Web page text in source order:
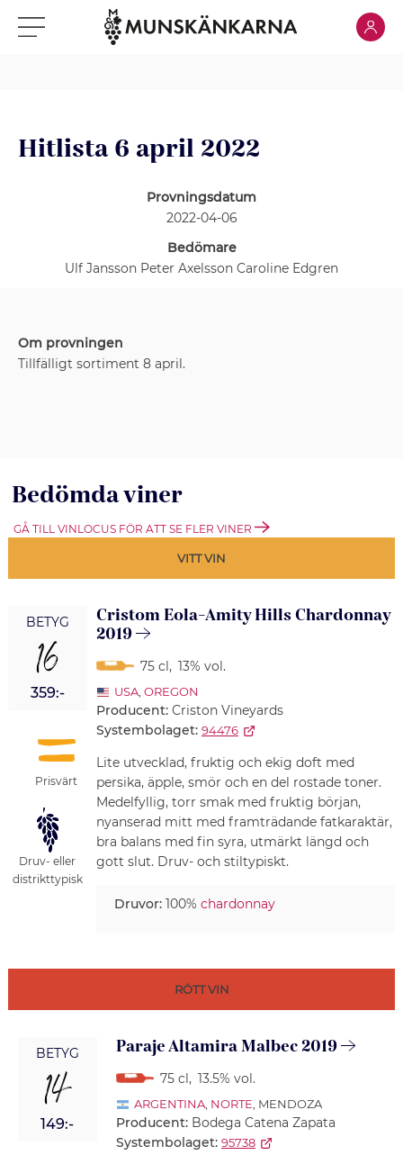
Klicka för meny Klicka
Hitlista 6 april 2022
Provningsdatum
2022-04-06
Bedömare
Ulf Jansson Peter Axelsson Caroline Edgren
Om provningen
Tillfälligt sortiment 8 april.
Bedömda viner
GÅ TILL VINLOCUS FÖR ATT SE FLER VINER
VITT VIN
BETYG
16
359:-
Prisvärt
Druv- eller
distrikttypisk
Cristom Eola-Amity Hills Chardonnay
2019
75 cl, 13% vol.
USA, OREGON
Producent: Criston Vineyards
Systembolaget: 94476
Lite utvecklad, fruktig och ekig doft med
persika, äpple, smör och en del rostade toner.
Medelfyllig, torr smak med fruktig början,
nyanserad mitt med framträdande fatkaraktär,
bra balans med fin syra, utmärkt längd och
gott slut. Druv- och stiltypiskt.
Druvor:100% chardonnay
RÖTT VIN
BETYG
14
149:-
Paraje Altamira Malbec 2019
75 cl, 13.5% vol.
ARGENTINA, NORTE , MENDOZA
Producent: Bodega Catena Zapata
Systembolaget: 95738